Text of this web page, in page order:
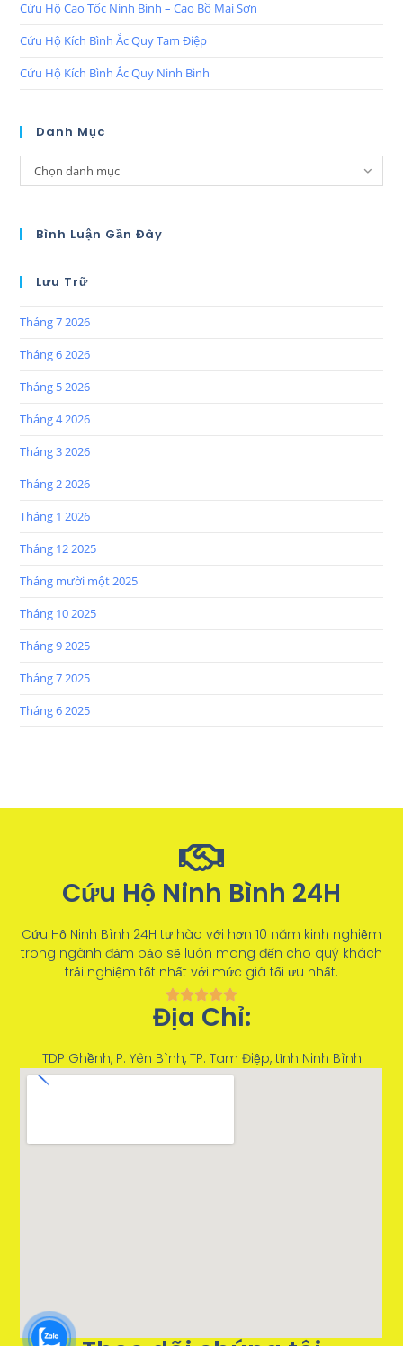
Cứu Hộ Cao Tốc Ninh Bình – Cao Bồ Mai Sơn
Cứu Hộ Kích Bình Ắc Quy Tam Điệp
Cứu Hộ Kích Bình Ắc Quy Ninh Bình
Danh Mục
Chọn danh mục
Bình Luận Gần Đây
Lưu Trữ
Tháng 7 2026
Tháng 6 2026
Tháng 5 2026
Tháng 4 2026
Tháng 3 2026
Tháng 2 2026
Tháng 1 2026
Tháng 12 2025
Tháng mười một 2025
Tháng 10 2025
Tháng 9 2025
Tháng 7 2025
Tháng 6 2025
Cứu Hộ Ninh Bình 24H
Cứu Hộ Ninh Bình 24H tự hào với hơn 10 năm kinh nghiệm
trong ngành đảm bảo sẽ luôn mang đến cho quý khách
trải nghiệm tốt nhất với mức giá tối ưu nhất.
Địa Chỉ:
TDP Ghềnh, P. Yên Bình, TP. Tam Điệp, tỉnh Ninh Bình